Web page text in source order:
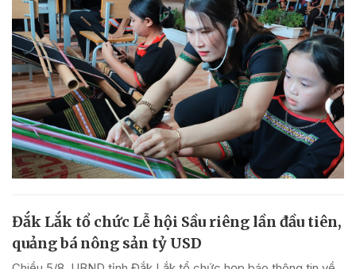
Đắk Lắk tổ chức Lễ hội Sầu riêng lần đầu tiên,
quảng bá nông sản tỷ USD